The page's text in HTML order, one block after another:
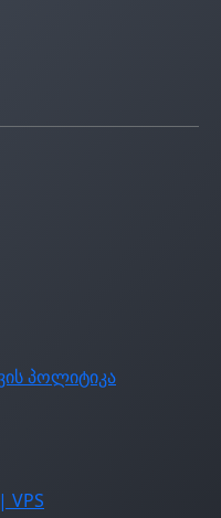
პოლიტიკა
VPS